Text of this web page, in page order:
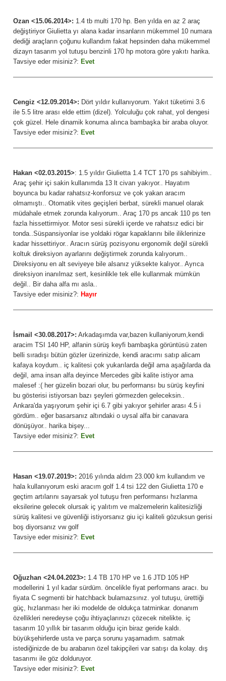
Ozan <15.06.2014>: 1.4 tb multi 170 hp. Ben yılda en az 2 araç
değiştiriyor Giulietta yı alana kadar insanların mükemmel 10 numara
dediği araçların çoğunu kullandım fakat hepsinden daha mükemmel
dizayn tasarım yol tutuşu benzinli 170 hp motora göre yakıtı harika.
Tavsiye eder misiniz?: Evet
Cengiz <12.09.2014>: Dört yıldır kullanıyorum. Yakıt tüketimi 3.6
ile 5.5 litre arası elde ettim (dizel). Yolculuğu çok rahat, yol dengesi
çok güzel. Hele dinamik konuma alınca bambaşka bir araba oluyor.
Tavsiye eder misiniz?: Evet
Hakan <02.03.2015>: 1.5 yıldır Giulietta 1.4 TCT 170 ps sahibiyim..
Araç şehir içi sakin kullanımda 13 lt civarı yakıyor.. Hayatım
boyunca bu kadar rahatsız-konforsuz ve çok yakan aracım
olmamıştı.. Otomatik vites geçişleri berbat, sürekli manuel olarak
müdahale etmek zorunda kalıyorum.. Araç 170 ps ancak 110 ps ten
fazla hissettirmiyor. Motor sesi sürekli içerde ve rahatsız edici bir
tonda..Süspansiyonlar ise yoldaki rögar kapaklarını bile iliklerinize
kadar hissettiriyor.. Aracın sürüş pozisyonu ergonomik değil sürekli
koltuk direksiyon ayarlarını değiştirmek zorunda kalıyorum..
Direksiyonu en alt seviyeye bile alsanız yüksekte kalıyor.. Ayrıca
direksiyon inanılmaz sert, kesinlikle tek elle kullanmak mümkün
değil.. Bir daha alfa mı asla..
Tavsiye eder misiniz?: Hayır
İsmail <30.08.2017>: Arkadaşımda var,bazen kullaniyorum,kendi
aracim TSI 140 HP, alfanin sürüş keyfi bambaşka görüntüsü zaten
belli sıradışı bütün gözler üzerinizde, kendi aracımı satıp alicam
kafaya koydum.. iç kalitesi çok yukarılarda değil ama aşağılarda da
değil, ama insan alfa deyince Mercedes gibi kalite istiyor ama
malesef :( her güzelin bozari olur, bu performansı bu sürüş keyfini
bu gösterisi istiyorsan bazı şeyleri görmezden geleceksin..
Ankara'da yaşıyorum şehir içi 6.7 gibi yakıyor şehirler arası 4.5 i
gördüm.. eğer basarsanız altındaki o uysal alfa bir canavara
dönüşüyor.. harika bişey...
Tavsiye eder misiniz?: Evet
Hasan <19.07.2019>: 2016 yılında aldım 23.000 km kullandım ve
hala kullanıyorum eski aracım golf 1.4 tsi 122 den Giulietta 170 e
geçtim artılarını sayarsak yol tutuşu fren performansı hızlanma
eksilerine gelecek olursak iç yalıtım ve malzemelerin kalitesizliği
sürüş kalitesi ve güvenliği istiyorsanız giu içi kaliteli gözuksun gerisi
boş diyorsanız vw golf
Tavsiye eder misiniz?: Evet
Oğuzhan <24.04.2023>: 1.4 TB 170 HP ve 1.6 JTD 105 HP
modellerini 1 yıl kadar sürdüm. öncelikle fiyat performans aracı. bu
fiyata C segmenti bir hatchback bulamazsınız. yol tutuşu, ürettiği
güç, hızlanması her iki modelde de oldukça tatminkar. donanım
özellikleri neredeyse çoğu ihtiyaçlarınızı çözecek nitelikte. iç
tasarım 10 yıllık bir tasarım olduğu için biraz geride kaldı.
büyükşehirlerde usta ve parça sorunu yaşamadım. satmak
istediğinizde de bu arabanın özel takipçileri var satışı da kolay. dış
tasarımı ile göz dolduruyor.
Tavsiye eder misiniz?: Evet